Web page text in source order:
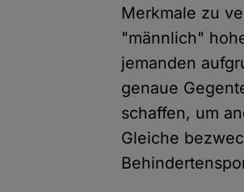
Merkmale zu
"männlich"
jemanden
genaue
schaffen, um
Gleiche